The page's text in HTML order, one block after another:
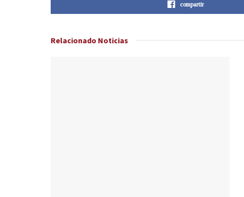
compartir
Relacionado Noticias